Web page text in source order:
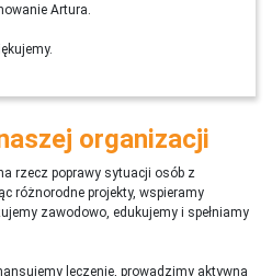
Artura.
organizacji
rzecz poprawy sytuacji osób z
różnorodne projekty, wspieramy
zawodowo, edukujemy i spełniamy
leczenie, prowadzimy aktywną